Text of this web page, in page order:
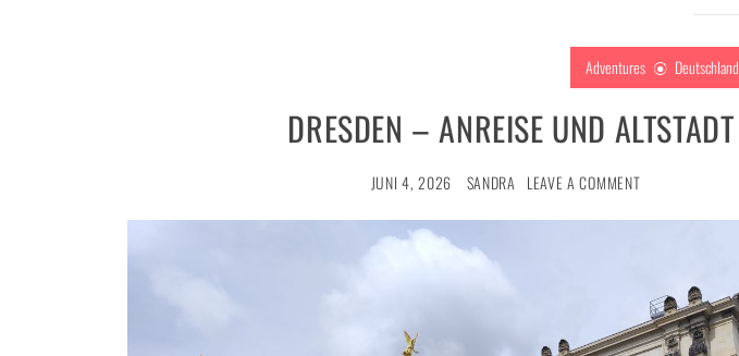
Adventures Deutschland
DRESDEN – ANREISE UND ALTSTADT
JUNI 4, 2026 SANDRA LEAVE A COMMENT